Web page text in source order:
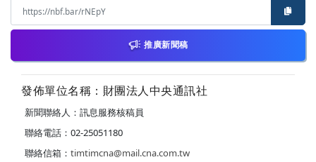
推廣新聞稿
發佈單位名稱：財團法人中央通訊社
新聞聯絡人：訊息服務核稿員
聯絡電話：02-25051180
聯絡信箱： timtimcna@mail.cna.com.tw